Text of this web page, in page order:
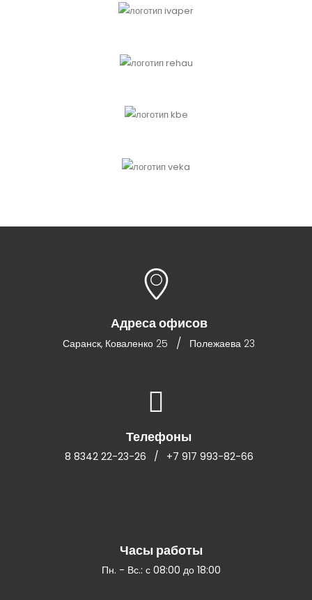
Адреса офисов
Саранск, Коваленко 25 / Полежаева 23
Телефоны
8 8342 22-23-26 / +7 917 993-82-66
Часы работы
Пн. - Вс.: с 08:00 до 18:00